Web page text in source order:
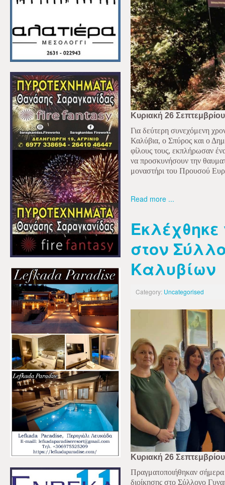
Κυριακή 26
Για δεύτερη συνεχόμενη
Καλύβια, ο Σπύρος και ο
φίλους τους, εκπλήρωσαν
να προσκυνήσουν την
μοναστήρι του Προυσού
Read more ...
Εκλέχθηκε
στον
Καλυβίων
Category: Uncategorised
Κυριακή 26
Πραγματοποιήθηκαν σήμερα
διοίκησης στο Σύλλογο